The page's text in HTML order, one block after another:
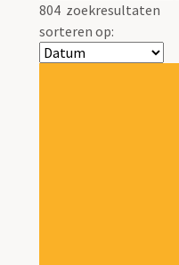
804 zoekresultaten
sorteren op: